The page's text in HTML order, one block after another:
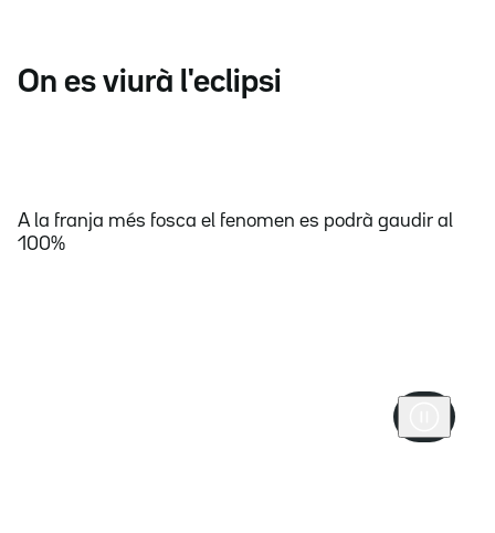
On es viurà l'eclipsi
A la franja més fosca el fenomen es podrà gaudir al
100%